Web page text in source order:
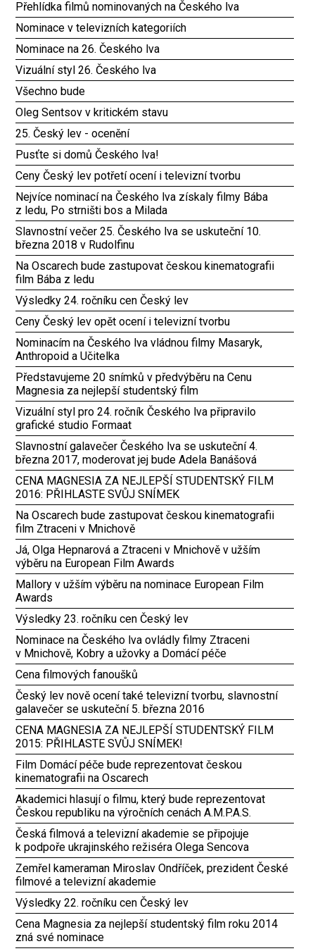
Přehlídka filmů nominovaných na Českého lva
Nominace v televizních kategoriích
Nominace na 26. Českého lva
Vizuální styl 26. Českého lva
Všechno bude
Oleg Sentsov v kritickém stavu
25. Český lev - ocenění
Pusťte si domů Českého lva!
Ceny Český lev potřetí ocení i televizní tvorbu
Nejvíce nominací na Českého lva získaly filmy Bába
z ledu, Po strništi bos a Milada
Slavnostní večer 25. Českého lva se uskuteční 10.
března 2018 v Rudolfinu
Na Oscarech bude zastupovat českou kinematografii
film Bába z ledu
Výsledky 24. ročníku cen Český lev
Ceny Český lev opět ocení i televizní tvorbu
Nominacím na Českého lva vládnou filmy Masaryk,
Anthropoid a Učitelka
Představujeme 20 snímků v předvýběru na Cenu
Magnesia za nejlepší studentský film
Vizuální styl pro 24. ročník Českého lva připravilo
grafické studio Formaat
Slavnostní galavečer Českého lva se uskuteční 4.
března 2017, moderovat jej bude Adela Banášová
CENA MAGNESIA ZA NEJLEPŠÍ STUDENTSKÝ FILM
2016: PŘIHLASTE SVŮJ SNÍMEK
Na Oscarech bude zastupovat českou kinematografii
film Ztraceni v Mnichově
Já, Olga Hepnarová a Ztraceni v Mnichově v užším
výběru na European Film Awards
Mallory v užším výběru na nominace European Film
Awards
Výsledky 23. ročníku cen Český lev
Nominace na Českého lva ovládly filmy Ztraceni
v Mnichově, Kobry a užovky a Domácí péče
Cena filmových fanoušků
Český lev nově ocení také televizní tvorbu, slavnostní
galavečer se uskuteční 5. března 2016
CENA MAGNESIA ZA NEJLEPŠÍ STUDENTSKÝ FILM
2015: PŘIHLASTE SVŮJ SNÍMEK!
Film Domácí péče bude reprezentovat českou
kinematografii na Oscarech
Akademici hlasují o filmu, který bude reprezentovat
Českou republiku na výročních cenách A.M.P.A.S.
Česká filmová a televizní akademie se připojuje
k podpoře ukrajinského režiséra Olega Sencova
Zemřel kameraman Miroslav Ondříček, prezident České
filmové a televizní akademie
Výsledky 22. ročníku cen Český lev
Cena Magnesia za nejlepší studentský film roku 2014
zná své nominace